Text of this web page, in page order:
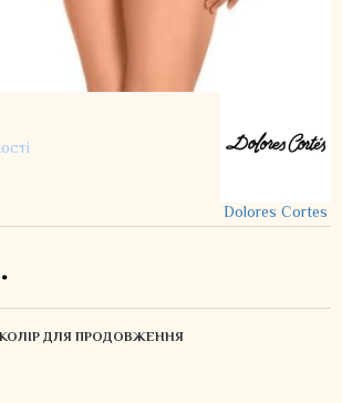
Dolores Cortes
КОЛІР ДЛЯ ПРОДОВЖЕННЯ